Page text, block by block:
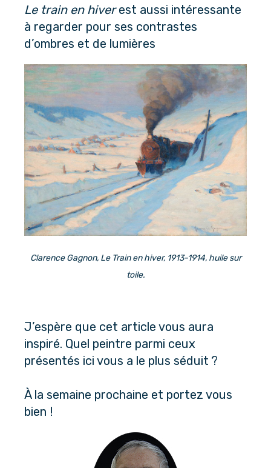
Le train en hiver est aussi intéressante
à regarder pour ses contrastes
d’ombres et de lumières
Clarence Gagnon, Le Train en hiver, 1913-1914, huile sur
toile.
J’espère que cet article vous aura
inspiré. Quel peintre parmi ceux
présentés ici vous a le plus séduit ?
À la semaine prochaine et portez vous
bien !